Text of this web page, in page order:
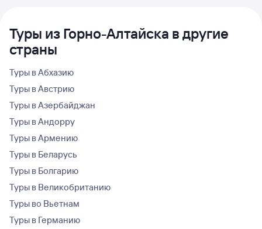
Туры из Горно-Алтайска в другие
страны
Туры в Абхазию
Туры в Австрию
Туры в Азербайджан
Туры в Андорру
Туры в Армению
Туры в Беларусь
Туры в Болгарию
Туры в Великобританию
Туры во Вьетнам
Туры в Германию